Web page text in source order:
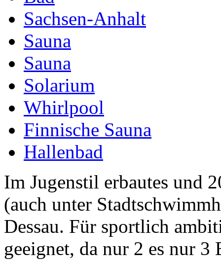
Sachsen-Anhalt
Sauna
Sauna
Solarium
Whirlpool
Finnische Sauna
Hallenbad
Im Jugenstil erbautes und
(auch unter
Dessau. Für sportlich
geeignet, da nur 2 es nur 3